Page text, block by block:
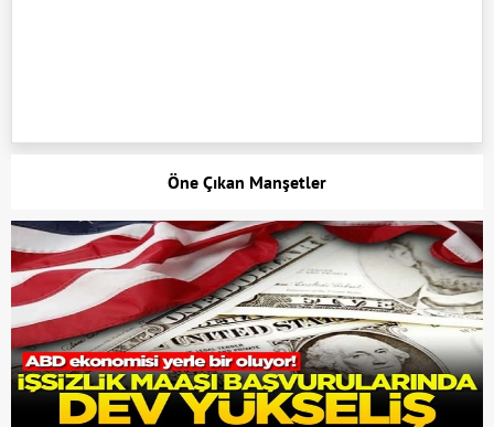
Öne Çıkan Manşetler